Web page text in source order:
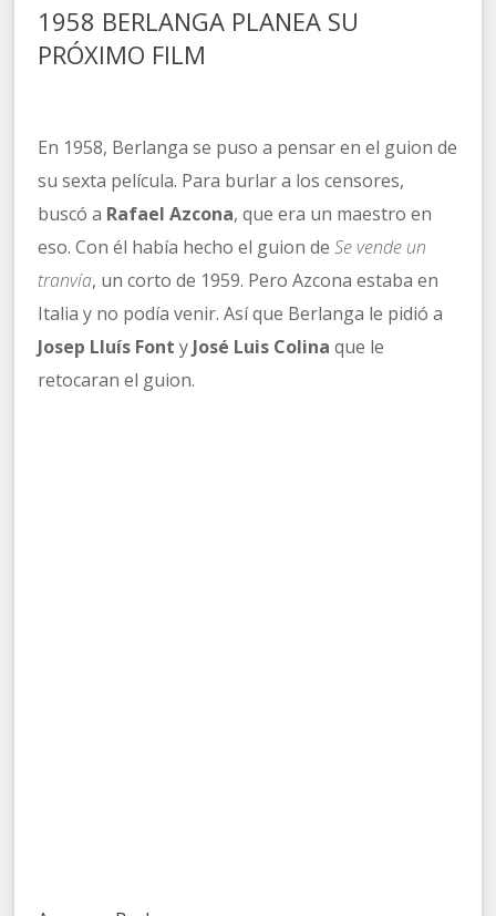
1958 BERLANGA PLANEA SU
PRÓXIMO FILM
En 1958, Berlanga se puso a pensar en el guion de
su sexta película. Para burlar a los censores,
buscó a Rafael Azcona, que era un maestro en
eso. Con él había hecho el guion de Se vende un
tranvía, un corto de 1959. Pero Azcona estaba en
Italia y no podía venir. Así que Berlanga le pidió a
Josep Lluís Font y José Luis Colina que le
retocaran el guion.